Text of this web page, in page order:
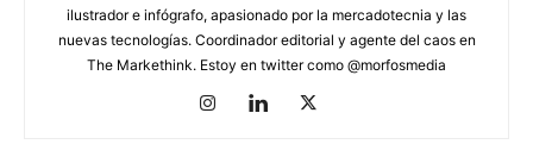
ilustrador e infógrafo, apasionado por la mercadotecnia y las
nuevas tecnologías. Coordinador editorial y agente del caos en
The Markethink. Estoy en twitter como @morfosmedia